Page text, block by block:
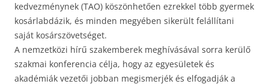
kedvezménynek (TAO) köszönhetően ezrekkel több gyermek
kosárlabdázik, és minden megyében sikerült felállítani
saját kosárszövetséget.
A nemzetközi hírű szakemberek meghívásával sorra kerülő
szakmai konferencia célja, hogy az egyesületek és
akadémiák vezetői jobban megismerjék és elfogadják a